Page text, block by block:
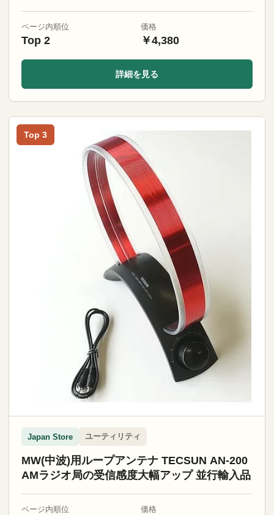
ページ内順位
Top 2
価格
￥4,380
詳細を見る
Top 3
Japan Store ユーティリティ
MW(中波)用ループアンテナ TECSUN AN-200
AMラジオ局の受信感度大幅アップ 並行輸入品
ページ内順位 価格